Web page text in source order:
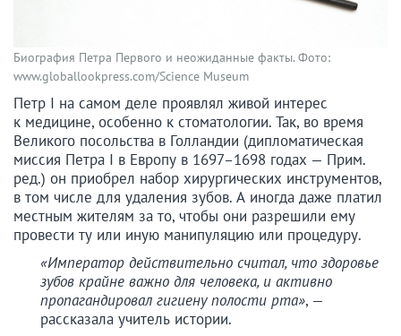
Биография Петра Первого и неожиданные факты. Фото:
www.globallookpress.com/Science Museum
Петр I на самом деле проявлял живой интерес
к медицине, особенно к стоматологии. Так, во время
Великого посольства в Голландии (дипломатическая
миссия Петра I в Европу в 1697–1698 годах — Прим.
ред.) он приобрел набор хирургических инструментов,
в том числе для удаления зубов. А иногда даже платил
местным жителям за то, чтобы они разрешили ему
провести ту или иную манипуляцию или процедуру.
«Император действительно считал, что здоровье
зубов крайне важно для человека, и активно
пропагандировал гигиену полости рта», —
рассказала учитель истории.